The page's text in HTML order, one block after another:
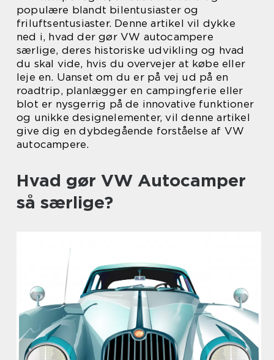
populære blandt bilentusiaster og
friluftsentusiaster. Denne artikel vil dykke
ned i, hvad der gør VW autocampere
særlige, deres historiske udvikling og hvad
du skal vide, hvis du overvejer at købe eller
leje en. Uanset om du er på vej ud på en
roadtrip, planlægger en campingferie eller
blot er nysgerrig på de innovative funktioner
og unikke designelementer, vil denne artikel
give dig en dybdegående forståelse af VW
autocampere.
Hvad gør VW Autocamper
så særlige?